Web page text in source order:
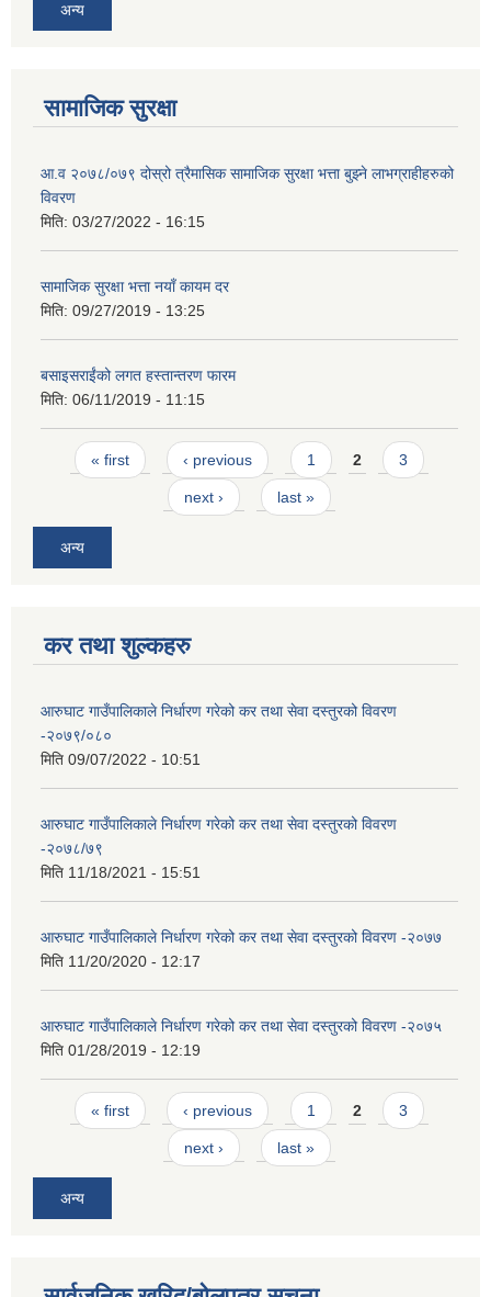
अन्य
सामाजिक सुरक्षा
आ.व २०७८/०७९ दोस्रो त्रैमासिक सामाजिक सुरक्षा भत्ता बुझ्ने लाभग्राहीहरुको
विवरण
मिति: 03/27/2022 - 16:15
सामाजिक सुरक्षा भत्ता नयाँ कायम दर
मिति: 09/27/2019 - 13:25
बसाइसराईंको लगत हस्तान्तरण फारम
मिति: 06/11/2019 - 11:15
Pages
« first ‹ previous 1 2 3
next › last »
अन्य
कर तथा शुल्कहरु
आरुघाट गाउँपालिकाले निर्धारण गरेको कर तथा सेवा दस्तुरको विवरण
-२०७९/०८०
मिति 09/07/2022 - 10:51
आरुघाट गाउँपालिकाले निर्धारण गरेको कर तथा सेवा दस्तुरको विवरण
-२०७८/७९
मिति 11/18/2021 - 15:51
आरुघाट गाउँपालिकाले निर्धारण गरेको कर तथा सेवा दस्तुरको विवरण -२०७७
मिति 11/20/2020 - 12:17
आरुघाट गाउँपालिकाले निर्धारण गरेको कर तथा सेवा दस्तुरको विवरण -२०७५
मिति 01/28/2019 - 12:19
Pages
« first ‹ previous 1 2 3
next › last »
अन्य